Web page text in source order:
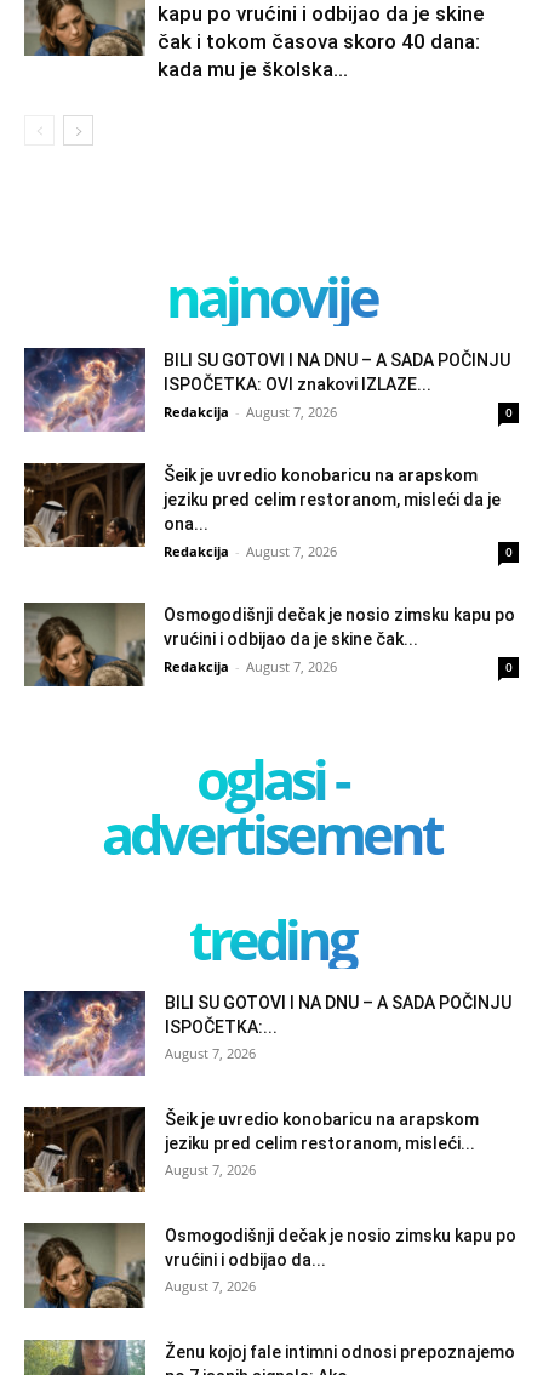
kapu po vrućini i odbijao da je skine
čak i tokom časova skoro 40 dana:
kada mu je školska...
najnovije
BILI SU GOTOVI I NA DNU – A SADA POČINJU
ISPOČETKA: OVI znakovi IZLAZE...
Redakcija - August 7, 2026 0
Šeik je uvredio konobaricu na arapskom
jeziku pred celim restoranom, misleći da je
ona...
Redakcija - August 7, 2026 0
Osmogodišnji dečak je nosio zimsku kapu po
vrućini i odbijao da je skine čak...
Redakcija - August 7, 2026 0
oglasi -
advertisement
treding
BILI SU GOTOVI I NA DNU – A SADA POČINJU
ISPOČETKA:...
August 7, 2026
Šeik je uvredio konobaricu na arapskom
jeziku pred celim restoranom, misleći...
August 7, 2026
Osmogodišnji dečak je nosio zimsku kapu po
vrućini i odbijao da...
August 7, 2026
Ženu kojoj fale intimni odnosi prepoznajemo